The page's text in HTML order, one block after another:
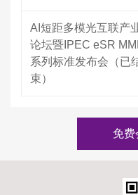
AI短距多模光互联产
论坛暨IPEC eSR
系列标准发布会（已
束）
免费